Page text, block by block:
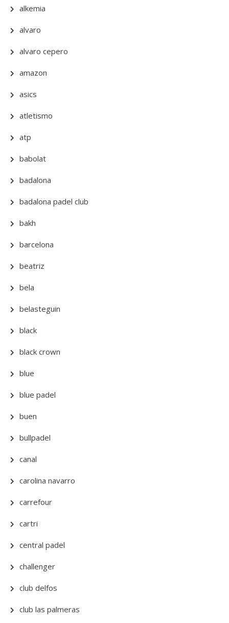
alkemia
alvaro
alvaro cepero
amazon
asics
atletismo
atp
babolat
badalona
badalona padel club
bakh
barcelona
beatriz
bela
belasteguin
black
black crown
blue
blue padel
buen
bullpadel
canal
carolina navarro
carrefour
cartri
central padel
challenger
club delfos
club las palmeras